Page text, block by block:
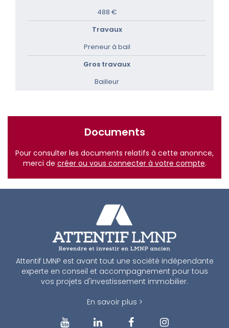
488 €
Travaux
Preneur à bail
Gros travaux
Bailleur
Documents
Pour consulter les documents relatifs à cette anonnce,
merci de créer ou vous connecter à votre compte.
Attentif LMNP est avant tout une société indépendante
experte en conseil et accompagnement pour tous
vos projets d'investissement immobilier.
En savoir plus >